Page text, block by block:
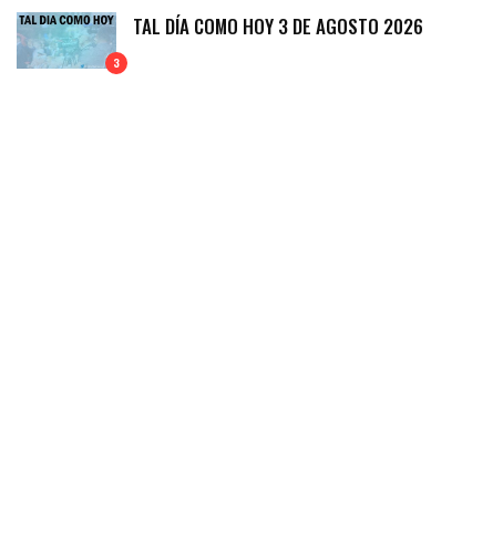
3
TAL DÍA COMO HOY 3 DE AGOSTO 2026